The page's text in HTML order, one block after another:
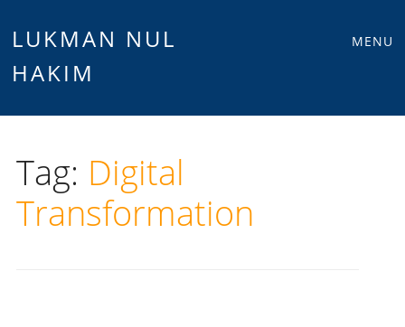
LUKMAN NUL
HAKIM
MENU
Tag: Digital
Transformation